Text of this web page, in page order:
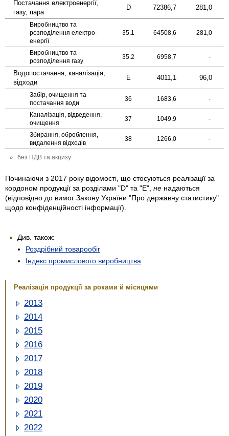
Постачання електро­енергії,
газу, пара
D 72386,7 281,0
Виробництво та
розподілення електро­
енергії
35.1 64508,6 281,0
Виробництво та
розподілення газу
35.2 6958,7 -
Водопостачання, каналізація,
відходи
E 4011,1 96,0
Забір, очищення та
постачання води
36 1683,6 -
Каналізація, відведення,
очищення
37 1049,9 -
Збирання, оброблення,
видалення відходів
38 1266,0 -
без ПДВ та акцизу
Починаючи з 2017 року відомості, що стосуються реалізації за
кордоном продукції за розділами "D" та "Е", не надаються
(відповідно до вимог Закону України "Про державну статистику"
щодо конфіденційності інформації).
Див. також:
Роздрібний товарообіг
Індекс промислового виробництва
Реалізація продукції за роками й місяцями
2013
2014
2015
2016
2017
2018
2019
2020
2021
2022